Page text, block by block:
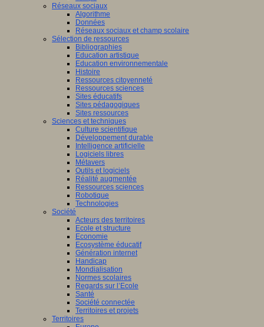
Réseaux sociaux
Algorithme
Données
Réseaux sociaux et champ scolaire
Sélection de ressources
Bibliographies
Education artistique
Education environnementale
Histoire
Ressources citoyenneté
Ressources sciences
Sites éducatifs
Sites pédagogiques
Sites ressources
Sciences et techniques
Culture scientifique
Développement durable
Intelligence artificielle
Logiciels libres
Métavers
Outils et logiciels
Réalité augmentée
Ressources sciences
Robotique
Technologies
Société
Acteurs des territoires
Ecole et structure
Economie
Ecosystème éducatif
Génération internet
Handicap
Mondialisation
Normes scolaires
Regards sur l’Ecole
Santé
Société connectée
Territoires et projets
Territoires